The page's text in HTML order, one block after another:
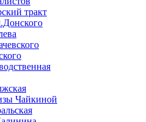
тракт
Чайкиной